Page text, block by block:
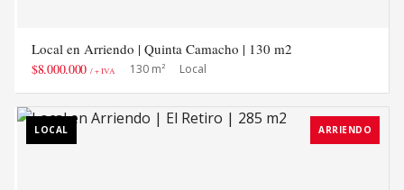
Local en Arriendo | Quinta Camacho | 130 m2
$8.000.000 / + IVA 130 m² Local
LOCAL ARRIENDO